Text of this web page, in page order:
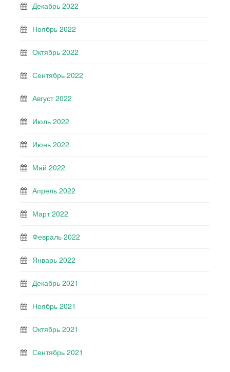
Декабрь 2022
Ноябрь 2022
Октябрь 2022
Сентябрь 2022
Август 2022
Июль 2022
Июнь 2022
Май 2022
Апрель 2022
Март 2022
Февраль 2022
Январь 2022
Декабрь 2021
Ноябрь 2021
Октябрь 2021
Сентябрь 2021